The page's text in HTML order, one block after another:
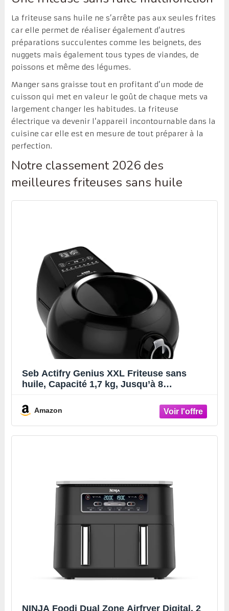
La friteuse sans huile ne s’arrête pas aux seules frites
car elle permet de réaliser également d’autres
préparations succulentes comme les beignets, des
nuggets mais également tous types de viandes, de
poissons et même des légumes.
Manger sans graisse tout en profitant d’un mode de
cuisson qui met en valeur le goût de chaque mets va
largement changer les habitudes. La friteuse
électrique va devenir l’appareil incontournable dans la
cuisine car elle est en mesure de tout préparer à la
perfection.
Notre classement 2026 des
meilleures friteuses sans huile
Seb Actifry Genius XXL Friteuse sans
huile, Capacité 1,7 kg, Jusqu’à 8
amovible, Fabriqué en France, air fryer
AH960800, Noir
Amazon
NINJA Foodi Dual Zone Airfryer Digital, 2